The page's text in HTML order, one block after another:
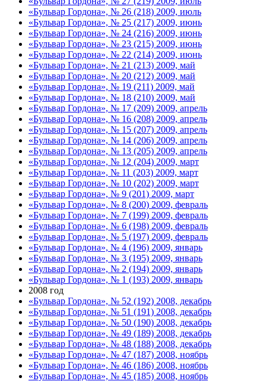
«Бульвар Гордона», № 26 (218) 2009, июль
«Бульвар Гордона», № 25 (217) 2009, июнь
«Бульвар Гордона», № 24 (216) 2009, июнь
«Бульвар Гордона», № 23 (215) 2009, июнь
«Бульвар Гордона», № 22 (214) 2009, июнь
«Бульвар Гордона», № 21 (213) 2009, май
«Бульвар Гордона», № 20 (212) 2009, май
«Бульвар Гордона», № 19 (211) 2009, май
«Бульвар Гордона», № 18 (210) 2009, май
«Бульвар Гордона», № 17 (209) 2009, апрель
«Бульвар Гордона», № 16 (208) 2009, апрель
«Бульвар Гордона», № 15 (207) 2009, апрель
«Бульвар Гордона», № 14 (206) 2009, апрель
«Бульвар Гордона», № 13 (205) 2009, апрель
«Бульвар Гордона», № 12 (204) 2009, март
«Бульвар Гордона», № 11 (203) 2009, март
«Бульвар Гордона», № 10 (202) 2009, март
«Бульвар Гордона», № 9 (201) 2009, март
«Бульвар Гордона», № 8 (200) 2009, февраль
«Бульвар Гордона», № 7 (199) 2009, февраль
«Бульвар Гордона», № 6 (198) 2009, февраль
«Бульвар Гордона», № 5 (197) 2009, февраль
«Бульвар Гордона», № 4 (196) 2009, январь
«Бульвар Гордона», № 3 (195) 2009, январь
«Бульвар Гордона», № 2 (194) 2009, январь
«Бульвар Гордона», № 1 (193) 2009, январь
2008 год
«Бульвар Гордона», № 52 (192) 2008, декабрь
«Бульвар Гордона», № 51 (191) 2008, декабрь
«Бульвар Гордона», № 50 (190) 2008, декабрь
«Бульвар Гордона», № 49 (189) 2008, декабрь
«Бульвар Гордона», № 48 (188) 2008, декабрь
«Бульвар Гордона», № 47 (187) 2008, ноябрь
«Бульвар Гордона», № 46 (186) 2008, ноябрь
«Бульвар Гордона», № 45 (185) 2008, ноябрь